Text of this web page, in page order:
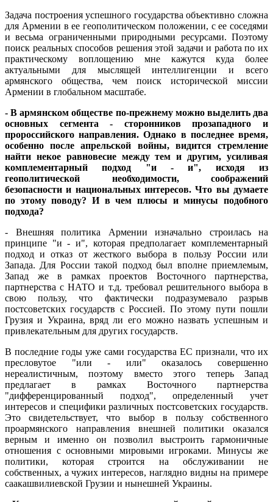
Задача построения успешного государства объективно сложна
для Армении в ее геополитическом положении, с ее соседями
и весьма ограниченными природными ресурсами. Поэтому
поиск реальных способов решения этой задачи и работа по их
практическому воплощению мне кажутся куда более
актуальными для мыслящей интеллигенции и всего
армянского общества, чем поиск исторической миссии
Армении в глобальном масштабе.
- В армянском обществе по-прежнему можно выделить два
основных сегмента - сторонников прозападного и
пророссийского направления. Однако в последнее время,
особенно после апрельской войны, видится стремление
найти некое равновесие между тем и другим, усиливая
комплементарный подход "и - и", исходя из
геополитической необходимости, соображений
безопасности и национальных интересов. Что вы думаете
по этому поводу? И в чем плюсы и минусы подобного
подхода?
- Внешняя политика Армении изначально строилась на
принципе "и - и", которая предполагает комплементарный
подход и отказ от жесткого выбора в пользу России или
Запада. Для России такой подход был вполне приемлемым,
Запад же в рамках проектов Восточного партнерства,
партнерства с НАТО и т.д. требовал решительного выбора в
свою пользу, что фактически подразумевало разрыв
постсоветских государств с Россией. По этому пути пошли
Грузия и Украина, вряд ли его можно назвать успешным и
привлекательным для других государств.
В последние годы уже сами государства ЕС признали, что их
пресловутое "или - или" оказалось совершенно
нереалистичным, поэтому вместо этого теперь Запад
предлагает в рамках Восточного партнерства
"дифференцированный подход", определенный учет
интересов и специфики различных постсоветских государств.
Это свидетельствует, что выбор в пользу собственного
проармянского направления внешней политики оказался
верным и именно он позволил выстроить гармоничные
отношения с основными мировыми игроками. Минусы же
политики, которая строится на обслуживании не
собственных, а чужих интересов, наглядно видны на примере
саакашвилиевской Грузии и нынешней Украины.